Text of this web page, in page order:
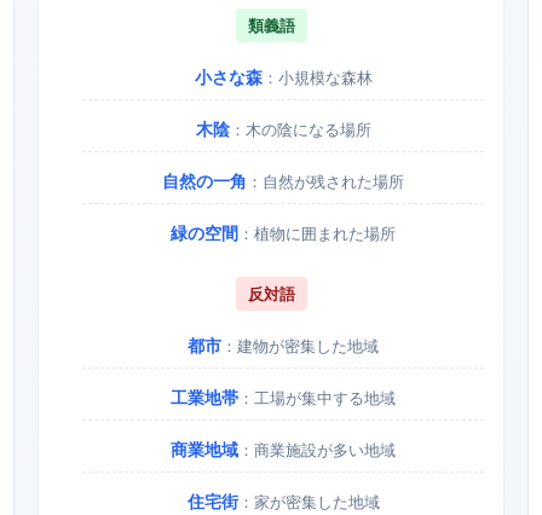
類義語
小さな森：小規模な森林
木陰：木の陰になる場所
自然の一角 ：自然が残された場所
緑の空間 ：植物に囲まれた場所
反対語
都市 ：建物が密集した地域
工業地帯 ：工場が集中する地域
商業地域 ：商業施設が多い地域
住宅街：家が密集した地域